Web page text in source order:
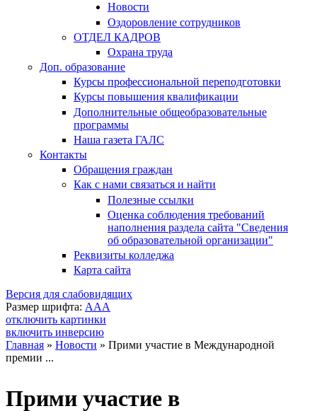
Новости
Оздоровление сотрудников
ОТДЕЛ КАДРОВ
Охрана труда
Доп. образование
Курсы профессиональной переподготовки
Курсы повышения квалификации
Дополнительные общеобразовательные
программы
Наша газета ГАЛС
Контакты
Обращения граждан
Как с нами связаться и найти
Полезные ссылки
Оценка соблюдения требований
наполнения раздела сайта "Сведения
об образовательной организации"
Реквизиты колледжа
Карта сайта
Версия для слабовидящих
Размер шрифта: AAA
отключить картинки
включить инверсию
Вы здесь
Главная » Новости » Прими участие в Международной
премии ...
Прими участие в